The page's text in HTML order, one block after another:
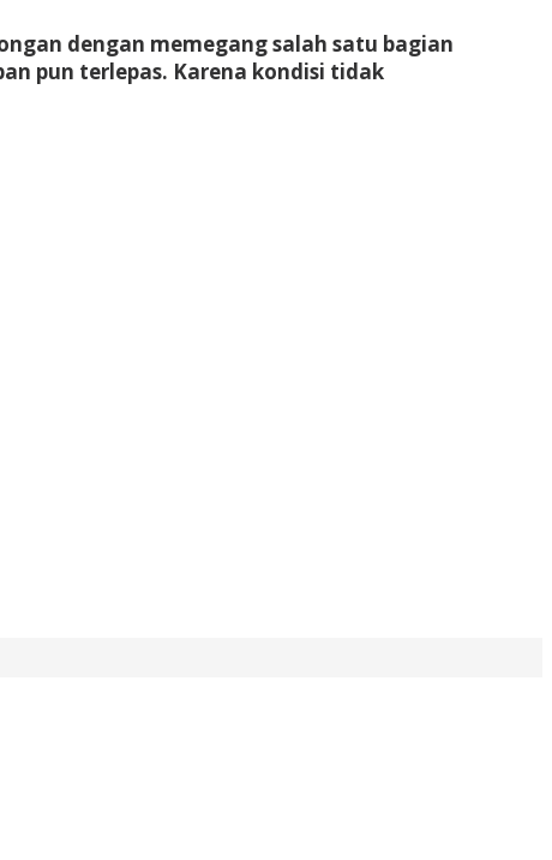
dengan memegang salah satu bagian
pun terlepas. Karena kondisi tidak